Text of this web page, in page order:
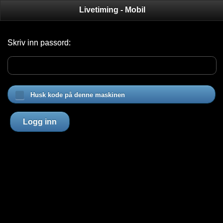
Livetiming - Mobil
Skriv inn passord:
Husk kode på denne maskinen
Logg inn